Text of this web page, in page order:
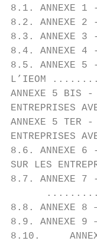
8.1. ANNEXE 1 -
8.2.
8.3.
8.4. ANNEXE
8.5. ANNEXE 5 -
L’IEOM
ANNEXE 5 BIS -
ANNEXE 5 TER -
8.6. ANNEXE 6 -
SUR LES
8.7. ANNEXE 7 -
8.8. ANNEXE 8 –
8.9. ANNEXE 9
8.10.